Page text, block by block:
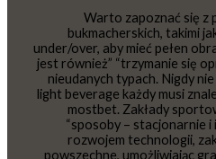
Warto zapoznać się z
bukmacherskich, takimi
under/over, aby mieć pełen
jest również” “trzymanie się
nieudanych typach. Nigdy
light beverage każdy musi
mostbet. Zakłady
“sposoby – stacjonarnie
rozwojem technologii,
powszechne, umożliwiając